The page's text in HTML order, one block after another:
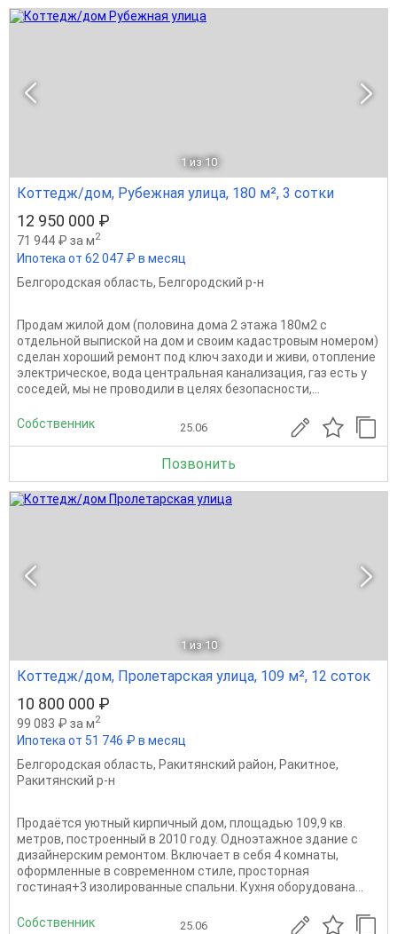
1 из 10
Коттедж/дом, Рубежная улица, 180 м², 3 сотки
12 950 000 ₽
71 944 ₽ за м2
Ипотека от 62 047 ₽ в месяц
Белгородская область, Белгородский р-н
Продам жилой дом (половина дома 2 этажа 180м2 с
отдельной выпиской на дом и своим кадастровым номером)
сделан хороший ремонт под ключ заходи и живи, отопление
электрическое, вода центральная канализация, газ есть у
соседей, мы не проводили в целях безопасности,...
Собственник 25.06
Позвонить
1 из 10
Коттедж/дом, Пролетарская улица, 109 м², 12 соток
10 800 000 ₽
99 083 ₽ за м2
Ипотека от 51 746 ₽ в месяц
Белгородская область, Ракитянский район, Ракитное,
Ракитянский р-н
Продаётся уютный кирпичный дом, площадью 109,9 кв.
метров, построенный в 2010 году. Одноэтажное здание с
дизайнерским ремонтом. Включает в себя 4 комнаты,
оформленные в современном стиле, просторная
гостиная+3 изолированные спальни. Кухня оборудована...
Собственник 25.06